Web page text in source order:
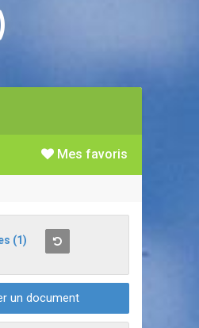
Mes favoris
(1)
un document